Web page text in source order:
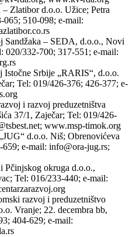
Zlatibor d.o.o. Užice; Petra
510-098; e-mail:
– SEDA, d.o.o., Novi
020/332-700; 317-551; e-mail:
Srbije „RARIS“, d.o.o.
Tel: 019/426-376; 426-377; e-
i razvoj preduzetništva
37/1, Zaječar; Tel: 019/426-
www.msp-timok.org
d.o.o. Niš; Obrenovićeva
e-mail: info@ora-jug.rs;
okruga d.o.o.,
Tel: 016/233-440; e-mail:
razvoj i preduzetništvo
Vranje; 22. decembra bb,
404-629; e-mail: